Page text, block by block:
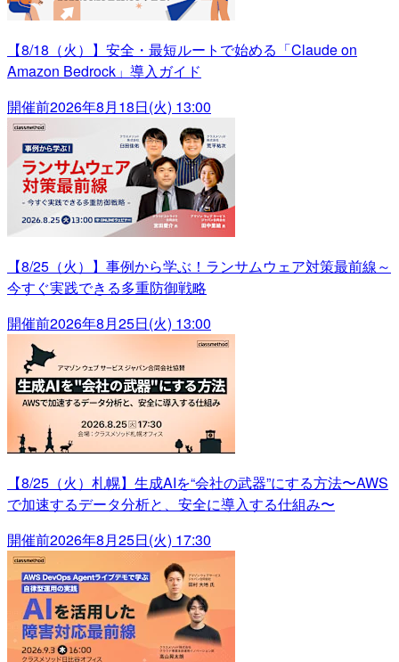
【8/18（火）】安全・最短ルートで始める「Claude on
Amazon Bedrock」導入ガイド
開催前2026年8月18日(火) 13:00
【8/25（火）】事例から学ぶ！ランサムウェア対策最前線～
今すぐ実践できる多重防御戦略
開催前2026年8月25日(火) 13:00
【8/25（火）札幌】生成AIを“会社の武器”にする方法〜AWS
で加速するデータ分析と、安全に導入する仕組み〜
開催前2026年8月25日(火) 17:30